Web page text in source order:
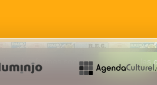
plateformes sociales. Accepter les